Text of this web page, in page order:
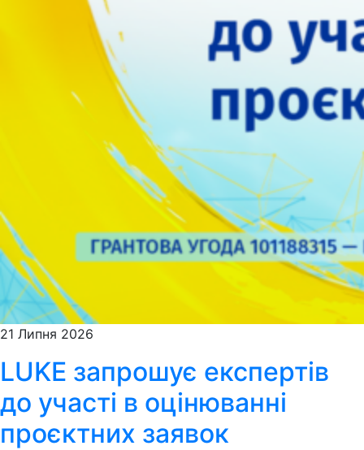
21 Липня 2026
LUKE запрошує експертів
до участі в оцінюванні
проєктних заявок